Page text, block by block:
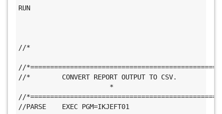
RUN
//*
//
//*        CONVERT REPORT OUTPUT TO CSV.
*
//
//PARSE    EXEC PGM=IKJEFT01